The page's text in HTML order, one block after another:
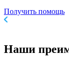
Получить помощь
Наши